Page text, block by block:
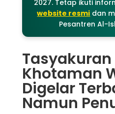
2027. Tetap ikuti
website resmi dan
Pesantren Al-
Khotaman
Digelar
Namun